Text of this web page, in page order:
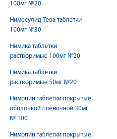
100мг №20
Нимесулид-Тева таблетки
100мг №30
Нимика таблетки
растворимые 100мг №20
Нимика таблетки
растворимые 50мг №20
Нимопин таблетки покрытые
оболочкой плёночной 30мг
№ 100
Нимопин таблетки покрытые